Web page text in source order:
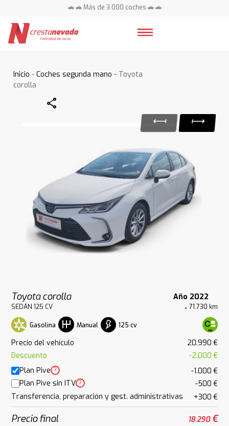
🚗 🚗 Más de 3.000 coches 🚗 🚗
Inicio -Coches segunda mano - Toyota
corolla
Share
Toyota corolla Año 2022
SEDÁN 125 CV 71.730 km
Gasolina Manual 125 cv
Precio del vehículo
20.990 €
Descuento
-2.000 €
Plan Pive ?
-1.000 €
Plan Pive sin ITV ?
-500 €
Transferencia, preparación y gest. administrativas
+300 €
Precio final 18.290€